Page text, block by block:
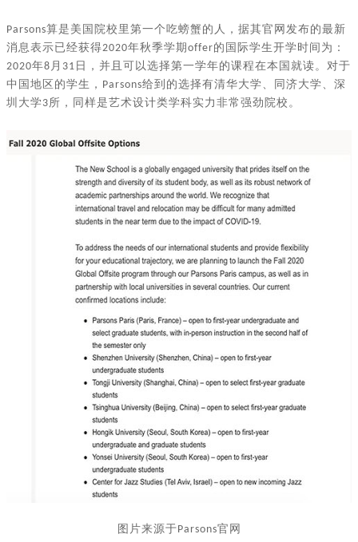
Parsons算是美国院校里第一个吃螃蟹的人，据其官网发布的最新
消息表示已经获得2020年秋季学期 offer的国际学生开学时间为：
2020年8 月 31 日，并且可以选择第一学年的课程在本国就读。对于
中国地区的学生， Parsons给到的选择有清华大学、同济大学、深
圳大学3所，同样是艺术设计类学科实力非常强劲院校。
图片来源于 Parsons官网